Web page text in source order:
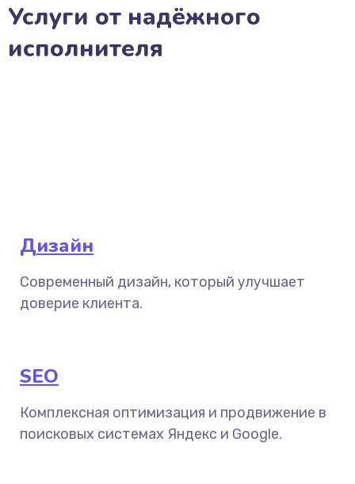
Услуги от надёжного
исполнителя
Дизайн
Современный дизайн, который улучшает
доверие клиента.
SEO
Комплексная оптимизация и продвижение в
поисковых системах Яндекс и Google.